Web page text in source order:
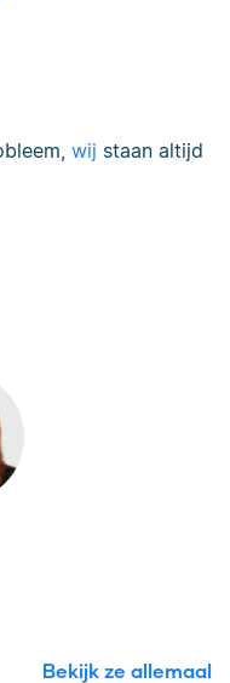
wij staan altijd
Bekijk ze allemaal